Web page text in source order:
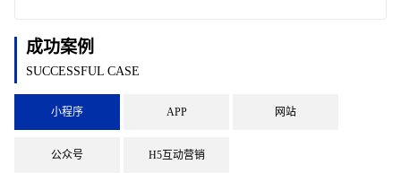
成功案例
SUCCESSFUL CASE
小程序 APP 网站
公众号 H5互动营销